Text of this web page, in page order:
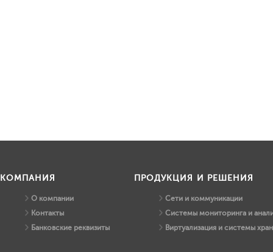
КОМПАНИЯ
О компании
Контакты
Банковские реквизиты
ПРОДУКЦИЯ И РЕШЕНИЯ
Сети и коммуникации
Системы мониторинга и
Виртуализация и системы